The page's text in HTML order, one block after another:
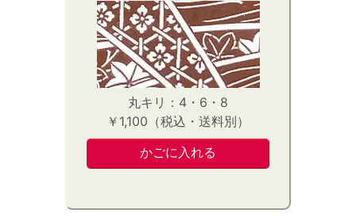
丸キリ：4・6・8
￥1,100（税込・送料別）